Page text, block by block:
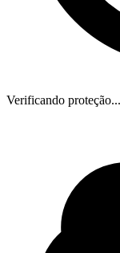
Verificando proteção...